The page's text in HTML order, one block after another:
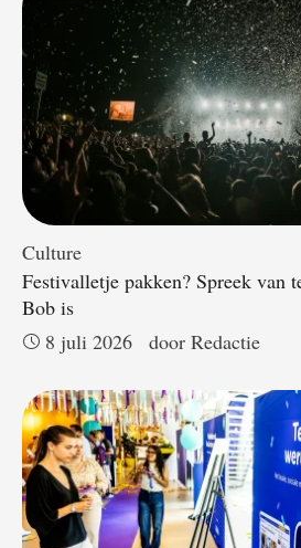
Culture
Festivalletje pakken? Spreek van
Bob is
8 juli 2026
door Redactie